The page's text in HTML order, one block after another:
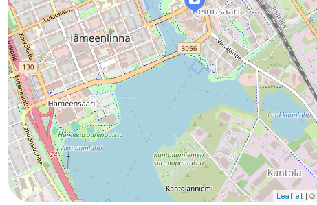
Leaflet | ©